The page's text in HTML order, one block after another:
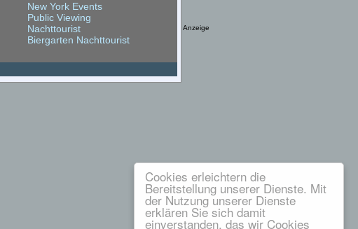
Cookies erleichtern die
Bereitstellung unserer Dienste. Mit
der Nutzung unserer Dienste
erklären Sie sich damit
einverstanden, das wir Cookies
New York Events
Public Viewing
Nachttourist
Biergarten Nachttourist
Anzeige